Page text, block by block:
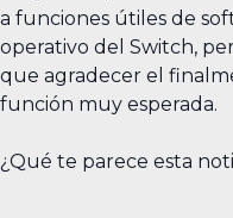
a funciones útiles de
operativo del Switch,
que agradecer el
función muy esperada.
¿Qué te parece esta